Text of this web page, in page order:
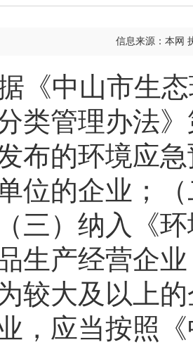
信息来源：本网
中山市生态
类管理办法
布的环境应
位的企业；
三）纳入《
生产经营企
较大及以上
，应当按照